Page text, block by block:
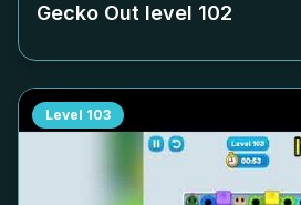
Gecko Out level 102
Level 103